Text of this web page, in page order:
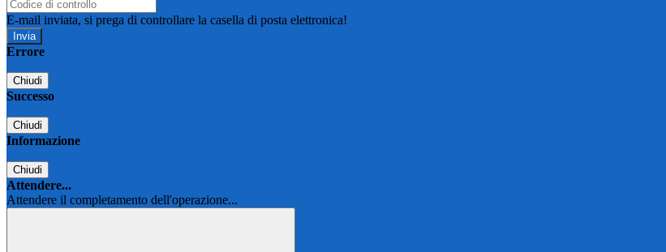
E-mail inviata, si prega di controllare la casella di posta elettronica!
Errore
Chiudi
Successo
Chiudi
Informazione
Chiudi
Attendere...
Attendere il completamento dell'operazione...